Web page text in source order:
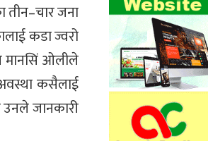
जना
कडा ज्वरो
मानसिं ओलीले
अवस्था कसैलाई
जानकारी